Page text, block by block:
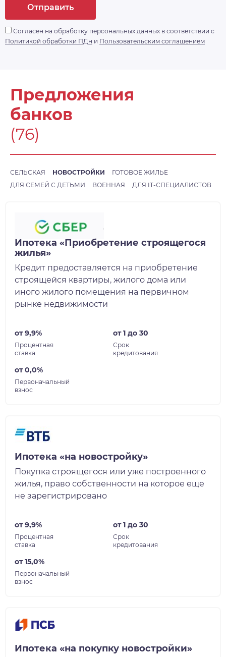
Отправить
Согласен на обработку персональных данных в соответствии с
Политикой обработки ПДн и Пользовательским соглашением
Предложения
банков
(76)
СЕЛЬСКАЯ НОВОСТРОЙКИ
ГОТОВОЕ ЖИЛЬЕ
ДЛЯ СЕМЕЙ С ДЕТЬМИ
ВОЕННАЯ ДЛЯ IT-СПЕЦИАЛИСТОВ
Ипотека «Приобретение строящегося
жилья»
Кредит предоставляется на приобретение
строящейся квартиры, жилого дома или
иного жилого помещения на первичном
рынке недвижимости
от 9,9%
Процентная
ставка
от 1 до 30
Срок
кредитования
от 0,0%
Первоначальный
взнос
Ипотека «на новостройку»
Покупка строящегося или уже построенного
жилья, право собственности на которое еще
не зарегистрировано
от 9,9%
Процентная
ставка
от 1 до 30
Срок
кредитования
от 15,0%
Первоначальный
взнос
Ипотека «на покупку новостройки»